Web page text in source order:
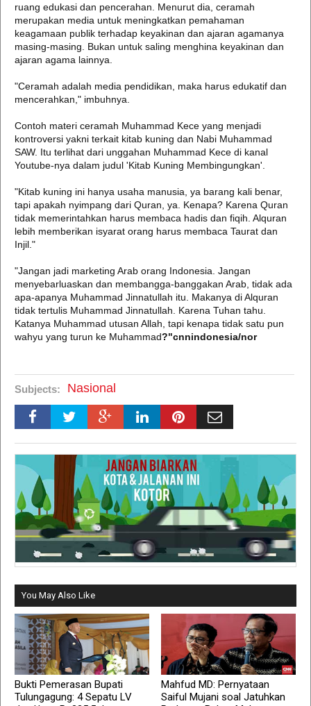
ruang edukasi dan pencerahan. Menurut dia, ceramah
merupakan media untuk meningkatkan pemahaman
keagamaan publik terhadap keyakinan dan ajaran agamanya
masing-masing. Bukan untuk saling menghina keyakinan dan
ajaran agama lainnya.
"Ceramah adalah media pendidikan, maka harus edukatif dan
mencerahkan," imbuhnya.
Contoh materi ceramah Muhammad Kece yang menjadi
kontroversi yakni terkait kitab kuning dan Nabi Muhammad
SAW. Itu terlihat dari unggahan Muhammad Kece di kanal
Youtube-nya dalam judul 'Kitab Kuning Membingungkan'.
"Kitab kuning ini hanya usaha manusia, ya barang kali benar,
tapi apakah nyimpang dari Quran, ya. Kenapa? Karena Quran
tidak memerintahkan harus membaca hadis dan fiqih. Alquran
lebih memberikan isyarat orang harus membaca Taurat dan
Injil."
"Jangan jadi marketing Arab orang Indonesia. Jangan
menyebarluaskan dan membangga-banggakan Arab, tidak ada
apa-apanya Muhammad Jinnatullah itu. Makanya di Alquran
tidak tertulis Muhammad Jinnatullah. Karena Tuhan tahu.
Katanya Muhammad utusan Allah, tapi kenapa tidak satu pun
wahyu yang turun ke Muhammad?"cnnindonesia/nor
Subjects: Nasional
You May Also Like
Bukti Pemerasan Bupati
Tulungagung: 4 Sepatu LV
Mahfud MD: Pernyataan
Saiful Mujani soal Jatuhkan